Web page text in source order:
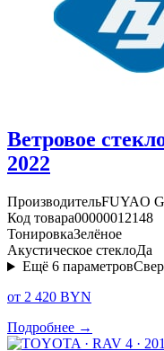
Ветровое
2022
ПроизводительFUYAO
Код товара00000012148
ТонировкаЗелёное
Акустическое стеклоДа
Ещё 6 параметров
от 2 420 BYN
Подробнее →